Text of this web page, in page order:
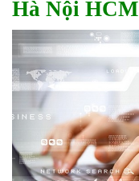
Hà Nội HCM